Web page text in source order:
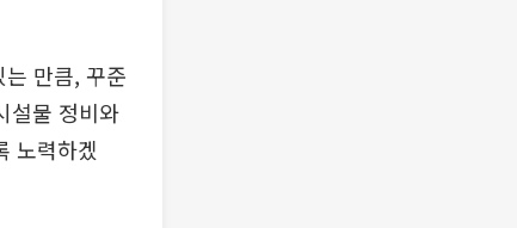
는 만큼, 꾸준
설물 정비와
노력하겠